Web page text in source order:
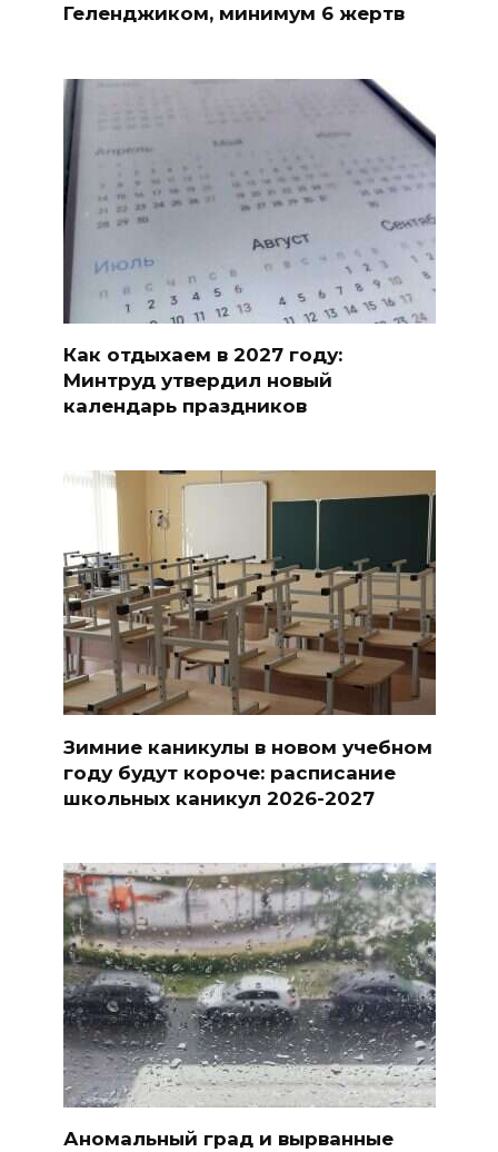
Геленджиком, минимум 6 жертв
Как отдыхаем в 2027 году:
Минтруд утвердил новый
календарь праздников
Зимние каникулы в новом учебном
году будут короче: расписание
школьных каникул 2026-2027
Аномальный град и вырванные